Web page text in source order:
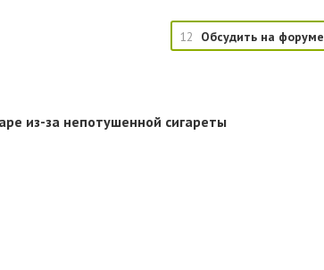
12 Обсудить на форуме
из-за непотушенной сигареты